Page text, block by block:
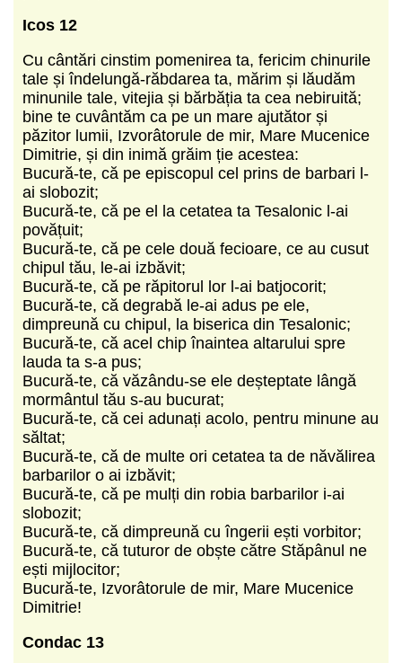
Icos 12
Cu cântări cinstim pomenirea ta, fericim chinurile
tale și îndelungă-răbdarea ta, mărim și lăudăm
minunile tale, vitejia și bărbăția ta cea nebiruită;
bine te cuvântăm ca pe un mare ajutător și
păzitor lumii, Izvorâtorule de mir, Mare Muce­nice
Dimitrie, și din inimă grăim ție acestea:
Bucură-te, că pe episcopul cel prins de barbari l-
ai slobozit;
Bucură-te, că pe el la cetatea ta Tesalonic l-ai
povățuit;
Bucură-te, că pe cele două fecioare, ce au cusut
chipul tău, le-ai izbăvit;
Bucură-te, că pe răpitorul lor l-ai batjocorit;
Bucură-te, că degrabă le-ai adus pe ele,
dimpreună cu chipul, la biserica din Tesalonic;
Bucură-te, că acel chip înaintea altarului spre
lauda ta s-a pus;
Bucură-te, că văzându-se ele deșteptate lângă
mormântul tău s-au bucurat;
Bucură-te, că cei adunați acolo, pentru minune au
săltat;
Bucură-te, că de multe ori cetatea ta de năvălirea
barbarilor o ai izbăvit;
Bucură-te, că pe mulți din robia barbarilor i-ai
slobozit;
Bucură-te, că dimpreună cu îngerii ești vorbitor;
Bucură-te, că tuturor de obște către Stăpânul ne
ești mijlocitor;
Bucură-te, Izvorâtorule de mir, Mare Mucenice
Dimitrie!
Condac 13